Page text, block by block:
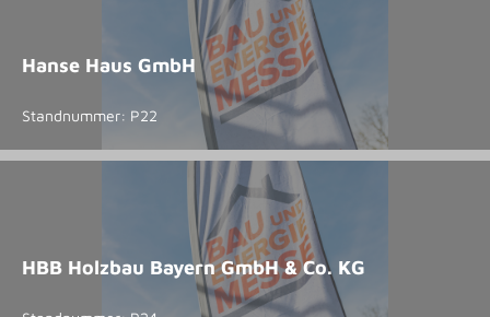
Hanse Haus GmbH
Standnummer: P22
HBB Holzbau Bayern GmbH & Co. KG